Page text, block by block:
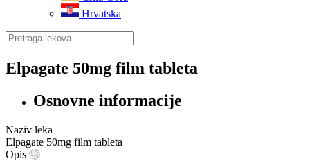
Hrvatska
Elpagate 50mg film tableta
Osnovne informacije
Naziv leka
Elpagate 50mg film tableta
Opis